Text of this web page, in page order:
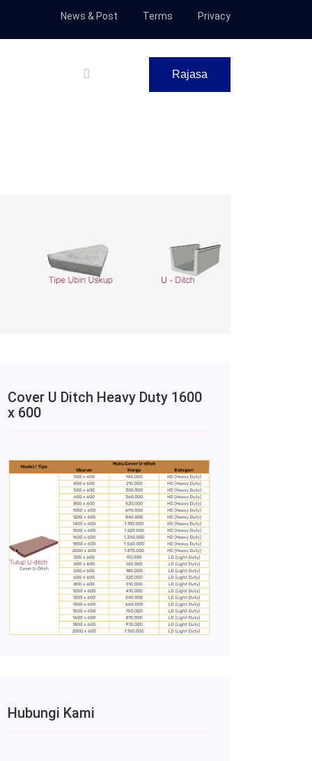
News & Post Terms Privacy
Rajasa
Cover U Ditch Heavy Duty 1600
x 600
Hubungi Kami